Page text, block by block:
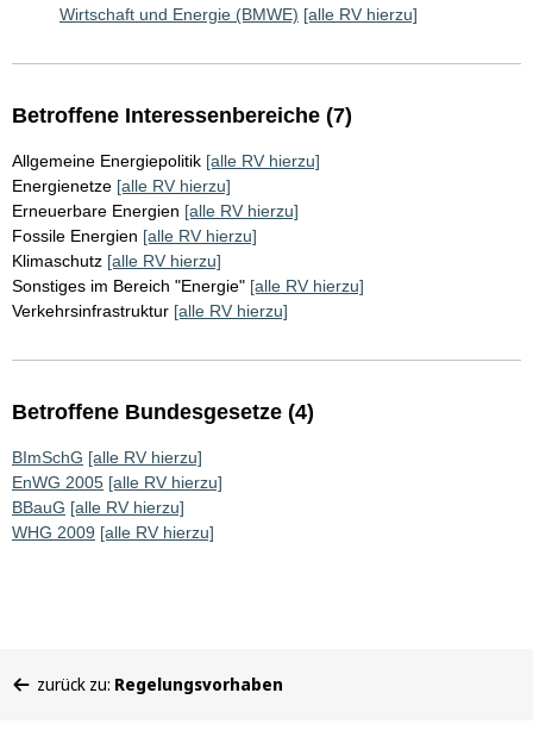
Wirtschaft und Energie (BMWE) [alle RV hierzu]
Betroffene Interessenbereiche (7)
Allgemeine Energiepolitik [alle RV hierzu]
Energienetze [alle RV hierzu]
Erneuerbare Energien [alle RV hierzu]
Fossile Energien [alle RV hierzu]
Klimaschutz [alle RV hierzu]
Sonstiges im Bereich "Energie" [alle RV hierzu]
Verkehrsinfrastruktur [alle RV hierzu]
Betroffene Bundesgesetze (4)
BImSchG [alle RV hierzu]
EnWG 2005 [alle RV hierzu]
BBauG [alle RV hierzu]
WHG 2009 [alle RV hierzu]
befinden
zurück zu: Regelungsvorhaben